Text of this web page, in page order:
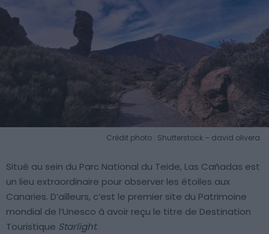
Crédit photo : Shutterstock – david olivera
Situé au sein du Parc National du Teide, Las Cañadas est
un lieu extraordinaire pour observer les étoiles aux
Canaries. D’ailleurs, c’est le premier site du Patrimoine
mondial de l’Unesco à avoir reçu le titre de Destination
Touristique Starlight.